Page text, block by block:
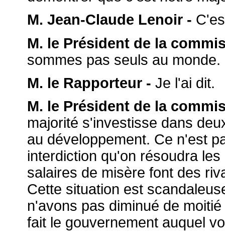
M. Jean-Claude Lenoir -
M. le Président de la
sommes pas seuls au monde.
M. le Rapporteur - Je l'ai dit.
M. le Président de la
majorité s'investisse dans
au développement. Ce n'est
interdiction qu'on résoudra
salaires de misère font des
Cette situation est
n'avons pas diminué de
fait le gouvernement auquel